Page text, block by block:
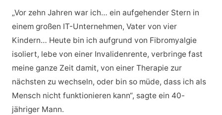
„Vor zehn Jahren war ich… ein aufgehender Stern in
einem großen IT-Unternehmen, Vater von vier
Kindern… Heute bin ich aufgrund von Fibromyalgie
isoliert, lebe von einer Invalidenrente, verbringe fast
meine ganze Zeit damit, von einer Therapie zur
nächsten zu wechseln, oder bin so müde, dass ich als
Mensch nicht funktionieren kann“, sagte ein 40-
jähriger Mann.